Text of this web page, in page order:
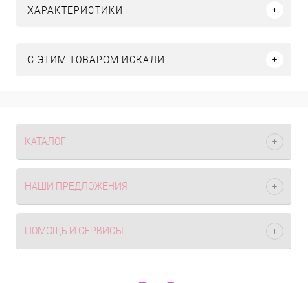
ХАРАКТЕРИСТИКИ
C ЭТИМ ТОВАРОМ ИСКАЛИ
КАТАЛОГ
НАШИ ПРЕДЛОЖЕНИЯ
ПОМОЩЬ И СЕРВИСЫ